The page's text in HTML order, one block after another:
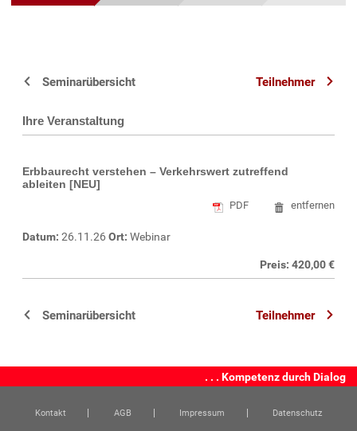
Seminarübersicht Teilnehmer
Ihre Veranstaltung
Erbbaurecht verstehen – Verkehrswert zutreffend
ableiten [NEU]
PDF entfernen
Datum: 26.11.26 Ort: Webinar
Preis: 420,00 €
Seminarübersicht Teilnehmer
. . . Kompetenz durch Dialog
Kontakt AGB Impressum Datenschutz